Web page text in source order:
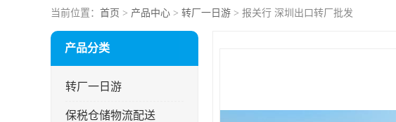
当前位置： 首页 > 产品中心 > 转厂一日游 > 报关行 深圳出口转厂批发
产品分类
转厂一日游
保税仓储物流配送